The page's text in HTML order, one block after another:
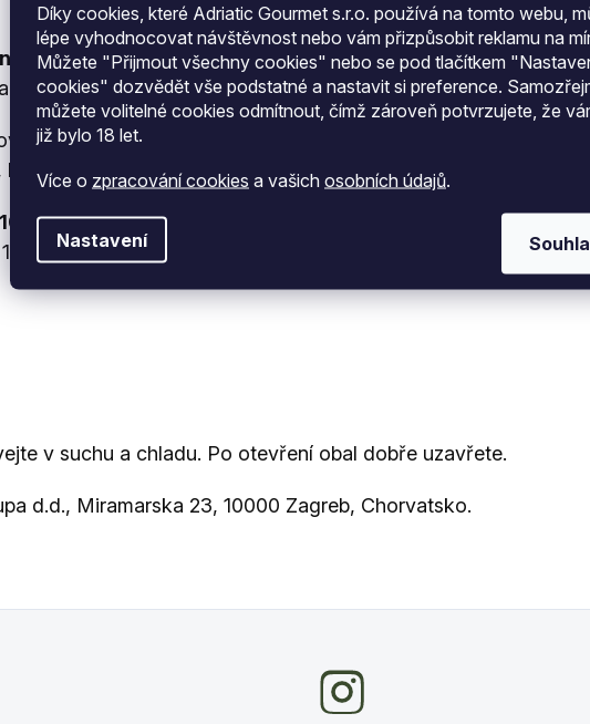
Díky cookies, které Adriatic Gourmet s.r.o. používá na tomto webu,
lépe vyhodnocovat návštěvnost nebo vám přizpůsobit reklamu na
Můžete "Přijmout všechny cookies" nebo se pod tlačítkem
cookies" dozvědět vše podstatné a nastavit si preference.
můžete volitelné cookies odmítnout, čímž zároveň potvrzujete, že
již bylo 18 let.
Více o zpracování cookies a vašich osobních údajů.
Nastavení
900 gje instantní nápoj s exotickou chutí manga a
sirup, kyselina citronová, aroma, regulátory kyselosti,
listová), barvivo.
g prášku:
kJ / 380 kcal
v suchu a chladu. Po otevření obal dobře uzavřete.
d.d., Miramarska 23, 10000 Zagreb, Chorvatsko.